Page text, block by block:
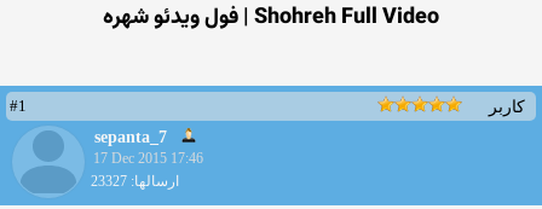
Shohreh Full Video | فول ویدئو شهره
کاربر
#1
sepanta_7
17 Dec 2015 17:46
ارسالها: 23327